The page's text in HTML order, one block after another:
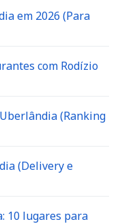
em 2026 (Para
com Rodízio
(Ranking
(Delivery e
10 lugares para